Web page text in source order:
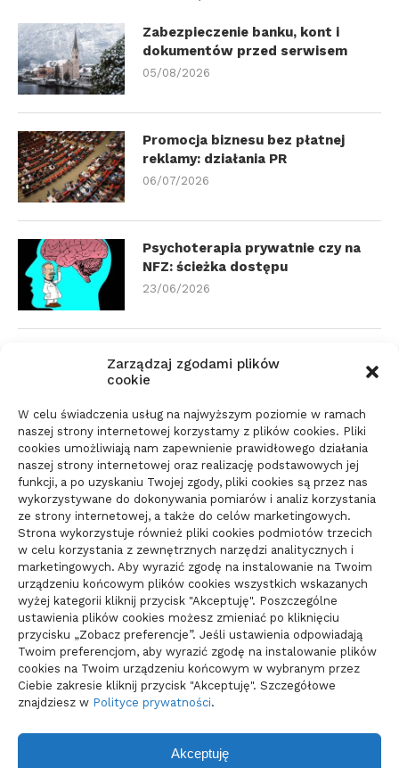
Zarządzaj zgodami plików
cookie
W celu świadczenia usług na najwyższym poziomie w ramach
naszej strony internetowej korzystamy z plików cookies. Pliki
cookies umożliwiają nam zapewnienie prawidłowego działania
naszej strony internetowej oraz realizację podstawowych jej
funkcji, a po uzyskaniu Twojej zgody, pliki cookies są przez nas
wykorzystywane do dokonywania pomiarów i analiz korzystania
ze strony internetowej, a także do celów marketingowych.
Strona wykorzystuje również pliki cookies podmiotów trzecich
w celu korzystania z zewnętrznych narzędzi analitycznych i
marketingowych. Aby wyrazić zgodę na instalowanie na Twoim
urządzeniu końcowym plików cookies wszystkich wskazanych
wyżej kategorii kliknij przycisk "Akceptuję". Poszczególne
ustawienia plików cookies możesz zmieniać po kliknięciu
przycisku „Zobacz preferencje”. Jeśli ustawienia odpowiadają
Twoim preferencjom, aby wyrazić zgodę na instalowanie plików
cookies na Twoim urządzeniu końcowym w wybranym przez
Ciebie zakresie kliknij przycisk "Akceptuję". Szczegółowe
znajdziesz w Polityce prywatności.
Akceptuję
Zabezpieczenie banku, kont i
dokumentów przed serwisem
05/08/2026
Promocja biznesu bez płatnej
reklamy: działania PR
06/07/2026
Psychoterapia prywatnie czy na
NFZ: ścieżka dostępu
23/06/2026
Zmiana biura rachunkowego:
dokumenty i terminy
Parkiet do domu do spokojnego
wnętrza: jak wybrać materiał
świadomie
10/06/2026